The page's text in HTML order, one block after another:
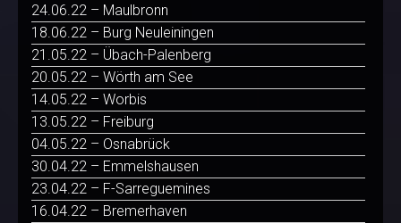
24.06.22 – Maulbronn
18.06.22 – Burg Neuleiningen
21.05.22 – Übach-Palenberg
20.05.22 – Wörth am See
14.05.22 – Worbis
13.05.22 – Freiburg
04.05.22 – Osnabrück
30.04.22 – Emmelshausen
23.04.22 – F-Sarreguemines
16.04.22 – Bremerhaven